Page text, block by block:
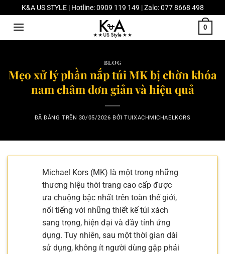
Chuyển
đến
dung
K&A US STYLE | Hotline: 0909 119 149 | Zalo: 077 8668 498
0
BLOG
Mẹo xử lý phần nắp túi MK bị chờn khóa
nam châm đơn giản và hiệu quả
ĐÃ ĐĂNG TRÊN 30/05/2026 BỞITUIXACHMICHAELKORS
Michael Kors (MK) là một trong những
thương hiệu thời trang cao cấp được
ưa chuộng bậc nhất trên toàn thế giới,
nổi tiếng với những thiết kế túi xách
sang trọng, hiện đại và đầy tính ứng
dụng. Tuy nhiên, sau một thời gian dài
sử dụng, không ít người dùng gặp phải